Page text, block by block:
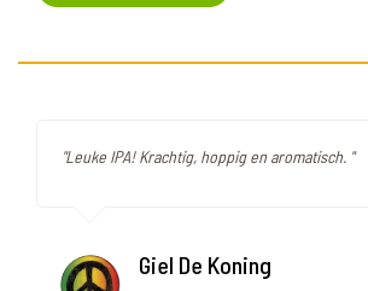
"Leuke IPA! Krachtig, hoppig en aromatisch. "
Giel De Koning